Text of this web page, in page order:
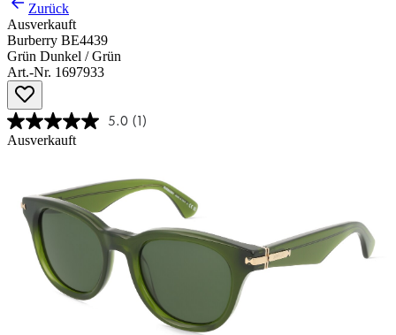
Zurück
Ausverkauft
Burberry BE4439
Grün Dunkel / Grün
Art.-Nr. 1697933
5.0 (1)
Ausverkauft